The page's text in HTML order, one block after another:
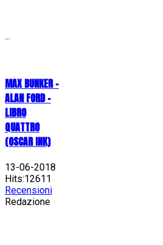
...
MAX BUNKER –
ALAN FORD –
LIBRO
QUATTRO
(OSCAR INK)
13-06-2018
Hits:12611
Recensioni
Redazione